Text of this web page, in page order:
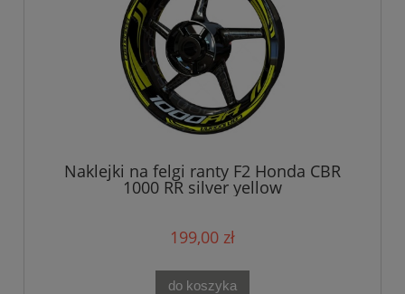
Naklejki na felgi ranty F2 Honda CBR
1000 RR silver yellow
199,00 zł
do koszyka